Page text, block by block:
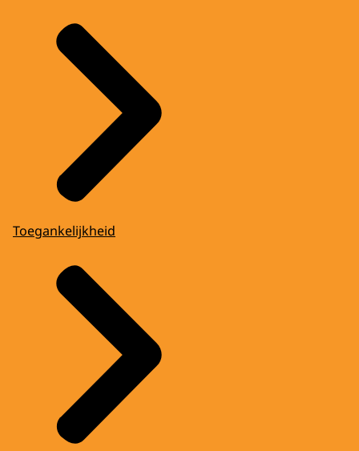
Toegankelijkheid